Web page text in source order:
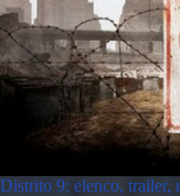
Distrito 9: elenco, trailer,